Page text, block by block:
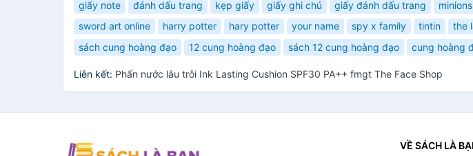
giấy note đánh dấu trang kẹp giấy giấy ghi chú giấy đánh dấu trang minions
sword art online
harry potter hary potter your name spy x family tintin the
sách cung hoàng đạo
12 cung hoàng đạo sách 12 cung hoàng đạo cung hoàng
Liên kết: Phấn nước lâu trôi Ink Lasting Cushion SPF30 PA++ fmgt The Face Shop
VỀ SÁCH LÀ